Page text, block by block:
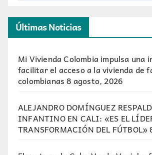
Últimas Noticias
Mi Vivienda Colombia impulsa una
facilitar el acceso a la vivienda de
colombianas 8 agosto, 2026
ALEJANDRO DOMÍNGUEZ
INFANTINO EN CALI: «ES EL
TRANSFORMACIÓN DEL FÚTBOL»